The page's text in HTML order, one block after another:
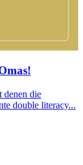
denen die
double literacy...